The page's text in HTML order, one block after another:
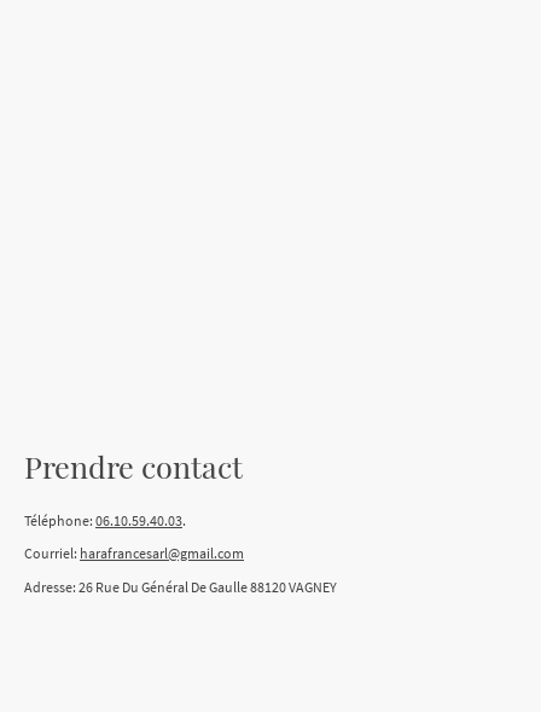
Prendre contact
Téléphone: 06.10.59.40.03.
Courriel: harafrancesarl@gmail.com
Adresse: 26 Rue Du Général De Gaulle 88120 VAGNEY